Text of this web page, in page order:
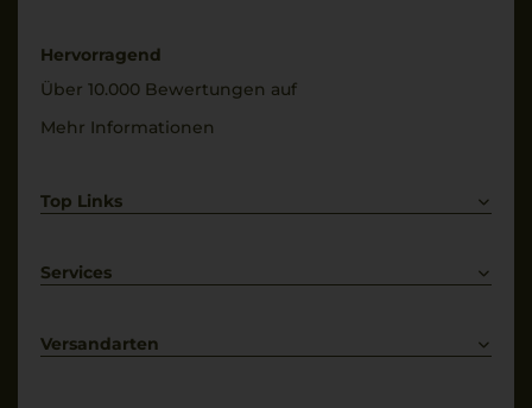
Hervorragend
Über 10.000 Bewertungen auf
Mehr Informationen
Top Links
Weißwein
Services
Kontakt
Versandarten